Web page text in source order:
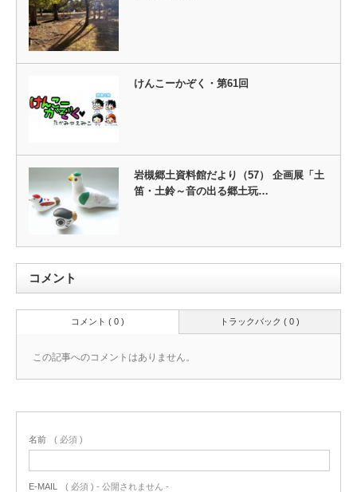
けんこーかぞく・第61回
岩槻郷土資料館だより（57） 企画展「土
笛・土鈴～音の出る郷土玩…
コメント
トラックバック ( 0 )
コメント ( 0 )
この記事へのコメントはありません。
名前 ( 必須 )
E-MAIL ( 必須 ) - 公開されません -